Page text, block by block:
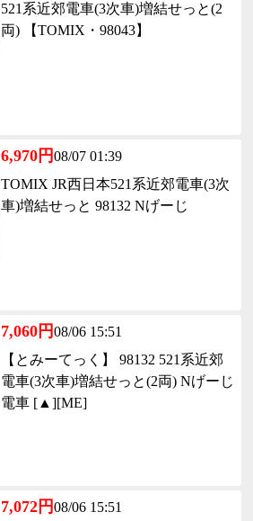
521系近郊電車(3次車)増結せっと(2
両) 【TOMIX・98043】
6,970円08/07 01:39
TOMIX JR西日本521系近郊電車(3次
車)増結せっと 98132 Nげーじ
7,060円08/06 15:51
【とみーてっく】 98132 521系近郊
電車(3次車)増結せっと(2両) Nげーじ
電車 [▲][ME]
7,072円08/06 15:51